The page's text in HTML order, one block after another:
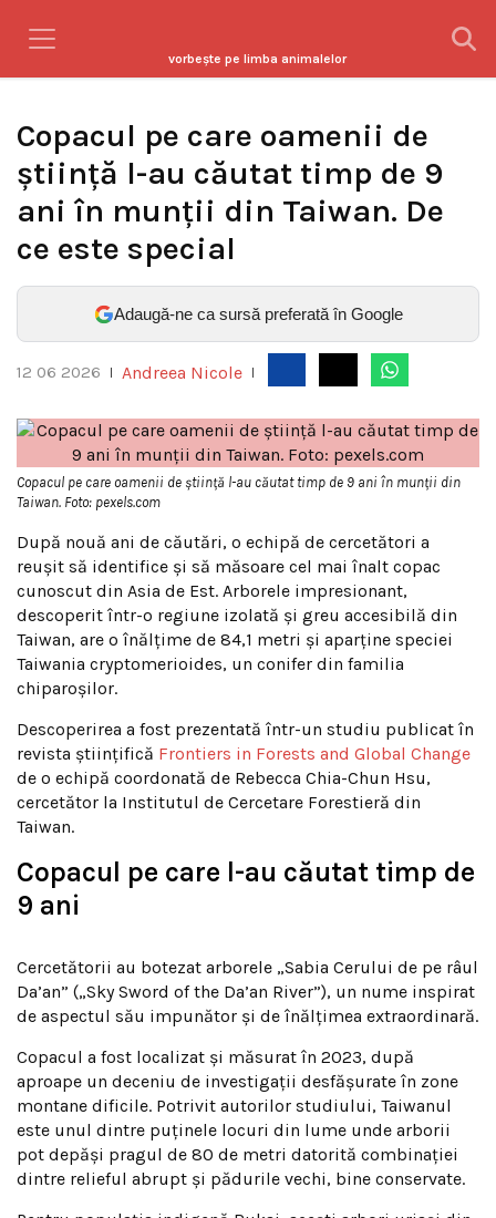
vorbeşte pe limba animalelor
Copacul pe care oamenii de
știință l-au căutat timp de 9
ani în munții din Taiwan. De
ce este special
Adaugă-ne ca sursă preferată în Google
12 06 2026 Andreea Nicole
Copacul pe care oamenii de știință l-au căutat timp de 9 ani în munții din
Taiwan. Foto: pexels.com
După nouă ani de căutări, o echipă de cercetători a
reușit să identifice și să măsoare cel mai înalt copac
cunoscut din Asia de Est. Arborele impresionant,
descoperit într-o regiune izolată și greu accesibilă din
Taiwan, are o înălțime de 84,1 metri și aparține speciei
Taiwania cryptomerioides, un conifer din familia
chiparoșilor.
Descoperirea a fost prezentată într-un studiu publicat în
revista științifică Frontiers in Forests and Global Change
de o echipă coordonată de Rebecca Chia-Chun Hsu,
cercetător la Institutul de Cercetare Forestieră din
Taiwan.
Copacul pe care l-au căutat timp de
9 ani
Cercetătorii au botezat arborele „Sabia Cerului de pe râul
Da’an” („Sky Sword of the Da’an River”), un nume inspirat
de aspectul său impunător și de înălțimea extraordinară.
Copacul a fost localizat și măsurat în 2023, după
aproape un deceniu de investigații desfășurate în zone
montane dificile. Potrivit autorilor studiului, Taiwanul
este unul dintre puținele locuri din lume unde arborii
pot depăși pragul de 80 de metri datorită combinației
dintre relieful abrupt și pădurile vechi, bine conservate.